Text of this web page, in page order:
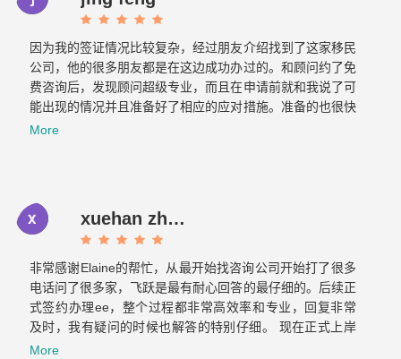
因为我的签证情况比较复杂，经过朋友介绍找到了这家移民
公司，他的很多朋友都是在这边成功办过的。和顾问约了免
费咨询后，发现顾问超级专业，而且在申请前就和我说了可
能出现的情况并且准备好了相应的应对措施。准备的也很快
文件不到一周就交上去了。没想到不到一个月，签证就顺利
More
xuehan zhou
非常感谢Elaine的帮忙，从最开始找咨询公司开始打了很多
电话问了很多家，飞跃是最有耐心回答的最仔细的。后续正
式签约办理ee，整个过程都非常高效率和专业，回复非常
及时，我有疑问的时候也解答的特别仔细。 现在正式上岸
啦，非常感谢你们整个团队的帮助～有朋友的需要的话我也
More